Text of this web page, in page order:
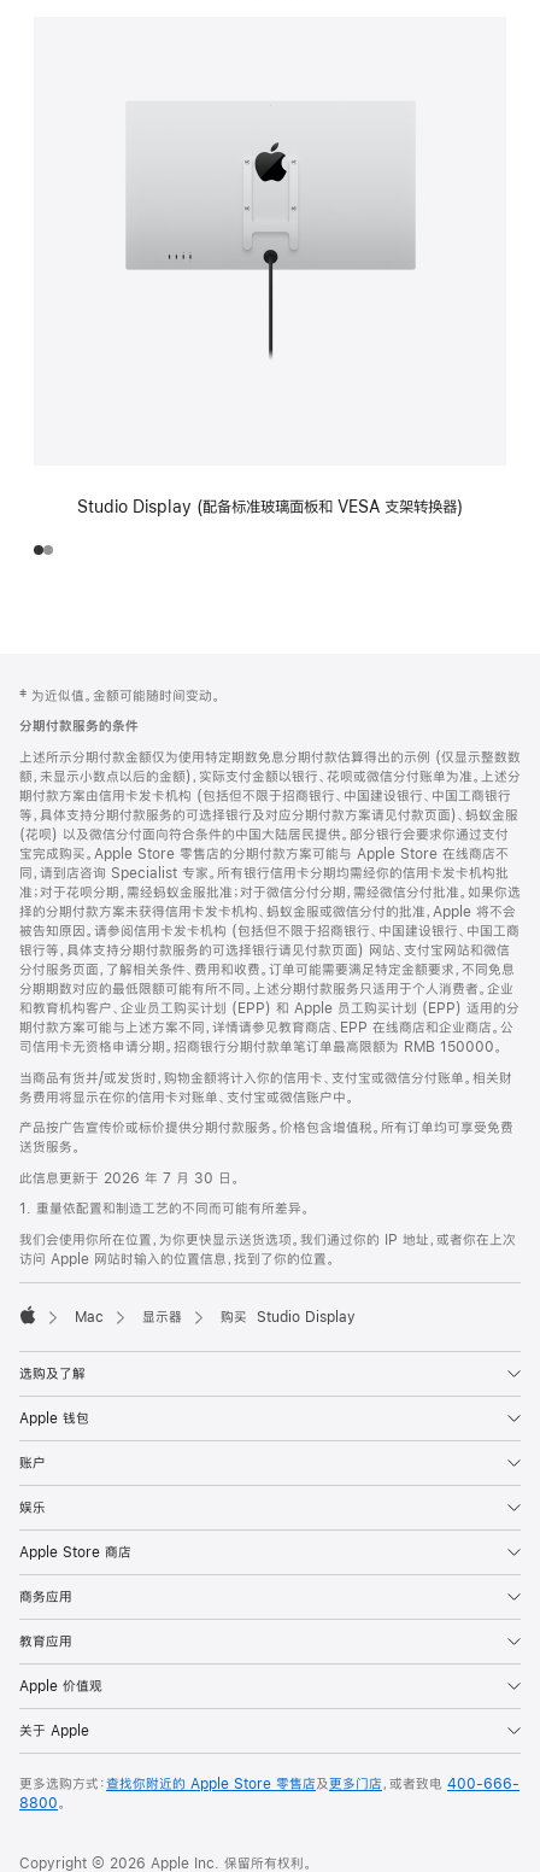
Studio Display (配备标准玻璃面板和 VESA 支架转换器)
页
页
脚
注
‡ 为近似值。金额可能随时间变动。
分期付款服务的条件
上述所示分期付款金额仅为使用特定期数免息分期付款估算得出的示例 (仅显示整数数
额，未显示小数点以后的金额)，实际支付金额以银行、花呗或微信分付账单为准。上述分
期付款方案由信用卡发卡机构 (包括但不限于招商银行、中国建设银行、中国工商银行
等，具体支持分期付款服务的可选择银行及对应分期付款方案请见付款页面)、蚂蚁金服
(花呗) 以及微信分付面向符合条件的中国大陆居民提供。部分银行会要求你通过支付
宝完成购买。Apple Store 零售店的分期付款方案可能与 Apple Store 在线商店不
同，请到店咨询 Specialist 专家。所有银行信用卡分期均需经你的信用卡发卡机构批
准；对于花呗分期，需经蚂蚁金服批准；对于微信分付分期，需经微信分付批准。如果你选
择的分期付款方案未获得信用卡发卡机构、蚂蚁金服或微信分付的批准，Apple 将不会
被告知原因。请参阅信用卡发卡机构 (包括但不限于招商银行、中国建设银行、中国工商
银行等，具体支持分期付款服务的可选择银行请见付款页面) 网站、支付宝网站和微信
分付服务页面，了解相关条件、费用和收费。订单可能需要满足特定金额要求，不同免息
分期期数对应的最低限额可能有所不同。上述分期付款服务只适用于个人消费者。企业
和教育机构客户、企业员工购买计划 (EPP) 和 Apple 员工购买计划 (EPP) 适用的分
期付款方案可能与上述方案不同，详情请参见教育商店、EPP 在线商店和企业商店。公
司信用卡无资格申请分期。招商银行分期付款单笔订单最高限额为 RMB 150000。
当商品有货并/或发货时，购物金额将计入你的信用卡、支付宝或微信分付账单。相关财
务费用将显示在你的信用卡对账单、支付宝或微信账户中。
产品按广告宣传价或标价提供分期付款服务。价格包含增值税。所有订单均可享受免费
送货服务。
此信息更新于 2026 年 7 月 30 日。
1. 重量依配置和制造工艺的不同而可能有所差异。
我们会使用你所在位置，为你更快显示送货选项。我们通过你的 IP 地址，或者你在上次
访问 Apple 网站时输入的位置信息，找到了你的位置。
Mac 显示器 购买 Studio Display
选购及了解
Apple 钱包
账户
娱乐
Apple Store 商店
商务应用
教育应用
Apple 价值观
关于 Apple
更多选购方式：查找你附近的 Apple Store 零售店及更多门店，或者致电 400-666-
8800。
Copyright © 2026 Apple Inc. 保留所有权利。